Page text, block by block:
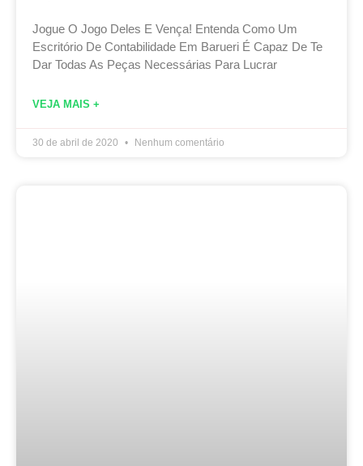
Jogue O Jogo Deles E Vença! Entenda Como Um
Escritório De Contabilidade Em Barueri É Capaz De Te
Dar Todas As Peças Necessárias Para Lucrar
VEJA MAIS +
30 de abril de 2020 Nenhum comentário